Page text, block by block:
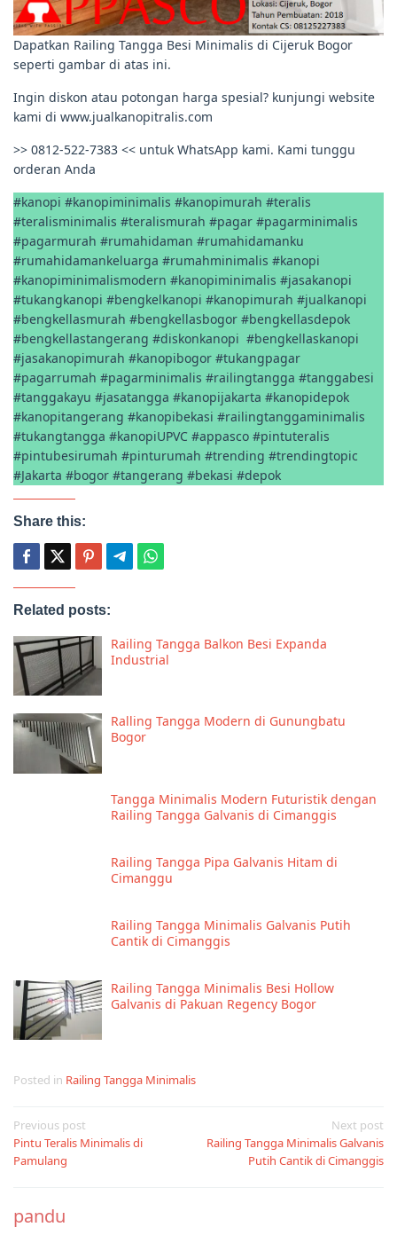
Dapatkan Railing Tangga Besi Minimalis di Cijeruk Bogor
seperti gambar di atas ini.
Ingin diskon atau potongan harga spesial? kunjungi website
kami di www.jualkanopitralis.com
>> 0812-522-7383 << untuk WhatsApp kami. Kami tunggu
orderan Anda
#kanopi #kanopiminimalis #kanopimurah #teralis
#teralisminimalis #teralismurah #pagar #pagarminimalis
#pagarmurah #rumahidaman #rumahidamanku
#rumahidamankeluarga #rumahminimalis #kanopi
#kanopiminimalismodern #kanopiminimalis #jasakanopi
#tukangkanopi #bengkelkanopi #kanopimurah #jualkanopi
#bengkellasmurah #bengkellasbogor #bengkellasdepok
#bengkellastangerang #diskonkanopi #bengkellaskanopi
#jasakanopimurah #kanopibogor #tukangpagar
#pagarrumah #pagarminimalis #railingtangga #tanggabesi
#tanggakayu #jasatangga #kanopijakarta #kanopidepok
#kanopitangerang #kanopibekasi #railingtanggaminimalis
#tukangtangga #kanopiUPVC #appasco #pintuteralis
#pintubesirumah #pinturumah #trending #trendingtopic
#Jakarta #bogor #tangerang #bekasi #depok
Share this:
Related posts:
Railing Tangga Balkon Besi Expanda
Industrial
Ralling Tangga Modern di Gunungbatu
Bogor
Tangga Minimalis Modern Futuristik dengan
Railing Tangga Galvanis di Cimanggis
Railing Tangga Pipa Galvanis Hitam di
Cimanggu
Railing Tangga Minimalis Galvanis Putih
Cantik di Cimanggis
Railing Tangga Minimalis Besi Hollow
Galvanis di Pakuan Regency Bogor
Posted in Railing Tangga Minimalis
Post
navigation
Previous post
Pintu Teralis Minimalis di
Pamulang
Next post
Railing Tangga Minimalis Galvanis
Putih Cantik di Cimanggis
pandu